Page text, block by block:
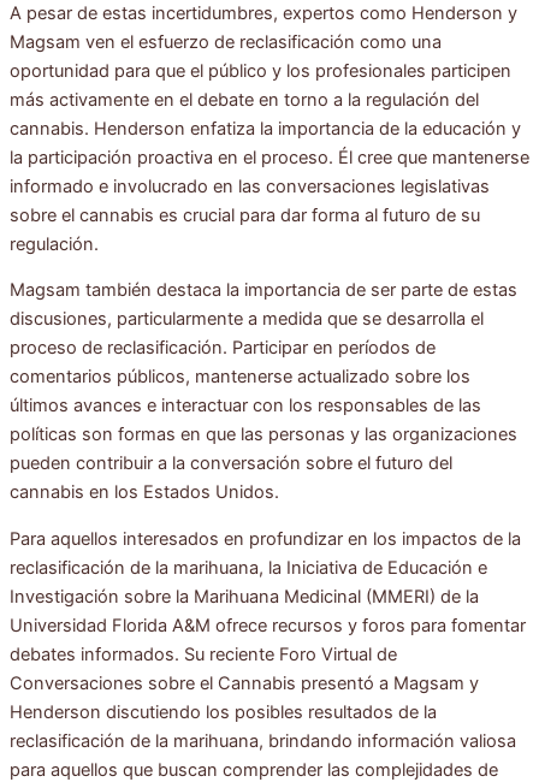
A pesar de estas incertidumbres, expertos como Henderson y
Magsam ven el esfuerzo de reclasificación como una
oportunidad para que el público y los profesionales participen
más activamente en el debate en torno a la regulación del
cannabis. Henderson enfatiza la importancia de la educación y
la participación proactiva en el proceso. Él cree que mantenerse
informado e involucrado en las conversaciones legislativas
sobre el cannabis es crucial para dar forma al futuro de su
regulación.
Magsam también destaca la importancia de ser parte de estas
discusiones, particularmente a medida que se desarrolla el
proceso de reclasificación. Participar en períodos de
comentarios públicos, mantenerse actualizado sobre los
últimos avances e interactuar con los responsables de las
políticas son formas en que las personas y las organizaciones
pueden contribuir a la conversación sobre el futuro del
cannabis en los Estados Unidos.
Para aquellos interesados ​​en profundizar en los impactos de la
reclasificación de la marihuana, la Iniciativa de Educación e
Investigación sobre la Marihuana Medicinal (MMERI) de la
Universidad Florida A&M ofrece recursos y foros para fomentar
debates informados. Su reciente Foro Virtual de
Conversaciones sobre el Cannabis presentó a Magsam y
Henderson discutiendo los posibles resultados de la
reclasificación de la marihuana, brindando información valiosa
para aquellos que buscan comprender las complejidades de